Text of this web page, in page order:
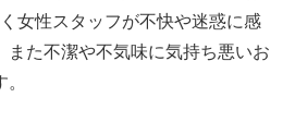
女性スタッフが不快や迷惑に感
また不潔や不気味に気持ち悪いお